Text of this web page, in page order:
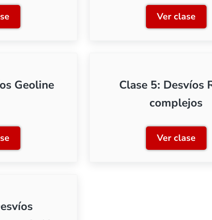
1: Tipos de vías Roco Ver clase
Clase
Geoline
4: Desvíos Geoline
Clase 5: Desvíos
complejos
Ver clase
Clase 5: